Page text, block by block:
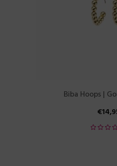
Biba Hoops |
€